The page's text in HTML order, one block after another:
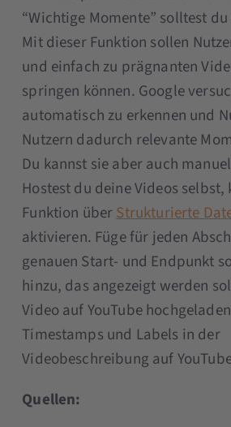
“Wichtige Momente” solltest
Mit dieser Funktion sollen
und einfach zu prägnanten
springen können. Google
automatisch zu erkennen und
Nutzern dadurch relevante
Du kannst sie aber auch
Hostest du deine Videos
Funktion überStrukturierte
aktivieren. Füge für jeden
genauen Start- und Endpunkt
hinzu, das angezeigt werden
Video auf YouTube
Timestamps und Labels in der
Videobeschreibung auf
Quellen: